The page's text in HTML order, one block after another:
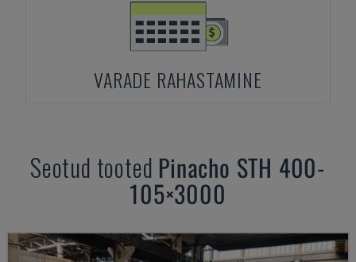
VARADE RAHASTAMINE
Seotud tooted Pinacho STH 400-
105×3000